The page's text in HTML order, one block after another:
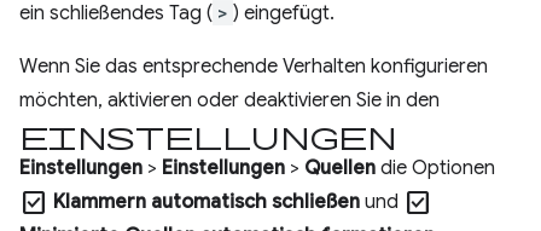
ein schließendes Tag ( > ) eingefügt.
Wenn Sie das entsprechende Verhalten konfigurieren
möchten, aktivieren oder deaktivieren Sie in den
Einstellungen
Einstellungen > Einstellungen > Quellen die Optionen
check_box Klammern automatisch schließen und check_box